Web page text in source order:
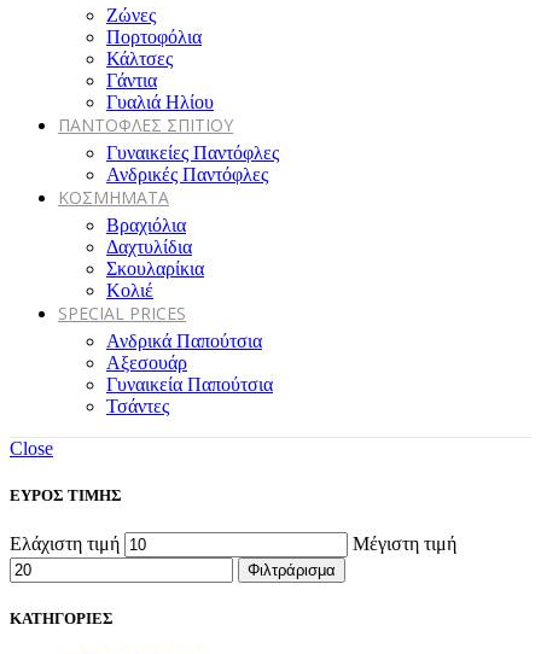
Ζώνες
Πορτοφόλια
Κάλτσες
Γάντια
Γυαλιά Ηλίου
ΠΑΝΤΟΦΛΕΣ ΣΠΙΤΙΟΥ
Γυναικείες Παντόφλες
Ανδρικές Παντόφλες
ΚΟΣΜΗΜΑΤΑ
Βραχιόλια
Δαχτυλίδια
Σκουλαρίκια
Κολιέ
SPECIAL PRICES
Ανδρικά Παπούτσια
Αξεσουάρ
Γυναικεία Παπούτσια
Τσάντες
Close
ΕΥΡΟΣ ΤΙΜΗΣ
Ελάχιστη τιμή Μέγιστη τιμή
Φιλτράρισμα
ΚΑΤΗΓΟΡΙΕΣ